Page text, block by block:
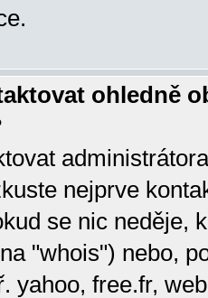
ohledně
nejprve
se nic neděje,
"whois") nebo,
yahoo, free.fr,